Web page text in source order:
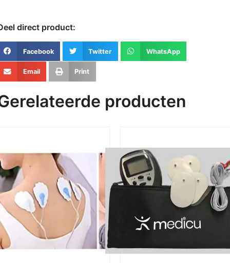
direct product:
Facebook Twitter WhatsApp
Email Print
producten